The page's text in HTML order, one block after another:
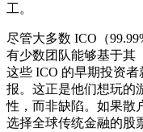
工。
尽管大多数 ICO（
有少数团队能够基于其
这些 ICO 的早期投资者
报。这正是他们想玩的
性，而非缺陷。如果散
选择全球传统金融的股